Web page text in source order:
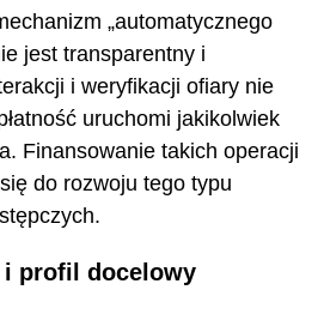
„automatycznego
jest transparentny i
i weryfikacji ofiary nie
uruchomi jakikolwiek
Finansowanie takich operacji
do rozwoju tego typu
profil docelowy